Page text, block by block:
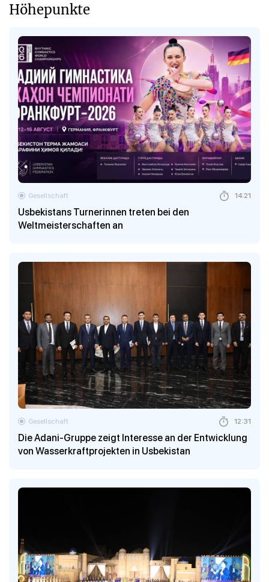
Höhepunkte
Usbekistans Turnerinnen treten bei den
Weltmeisterschaften an
Gesellschaft 14:21
Die Adani-Gruppe zeigt Interesse an der Entwicklung
von Wasserkraftprojekten in Usbekistan
Gesellschaft 12:31